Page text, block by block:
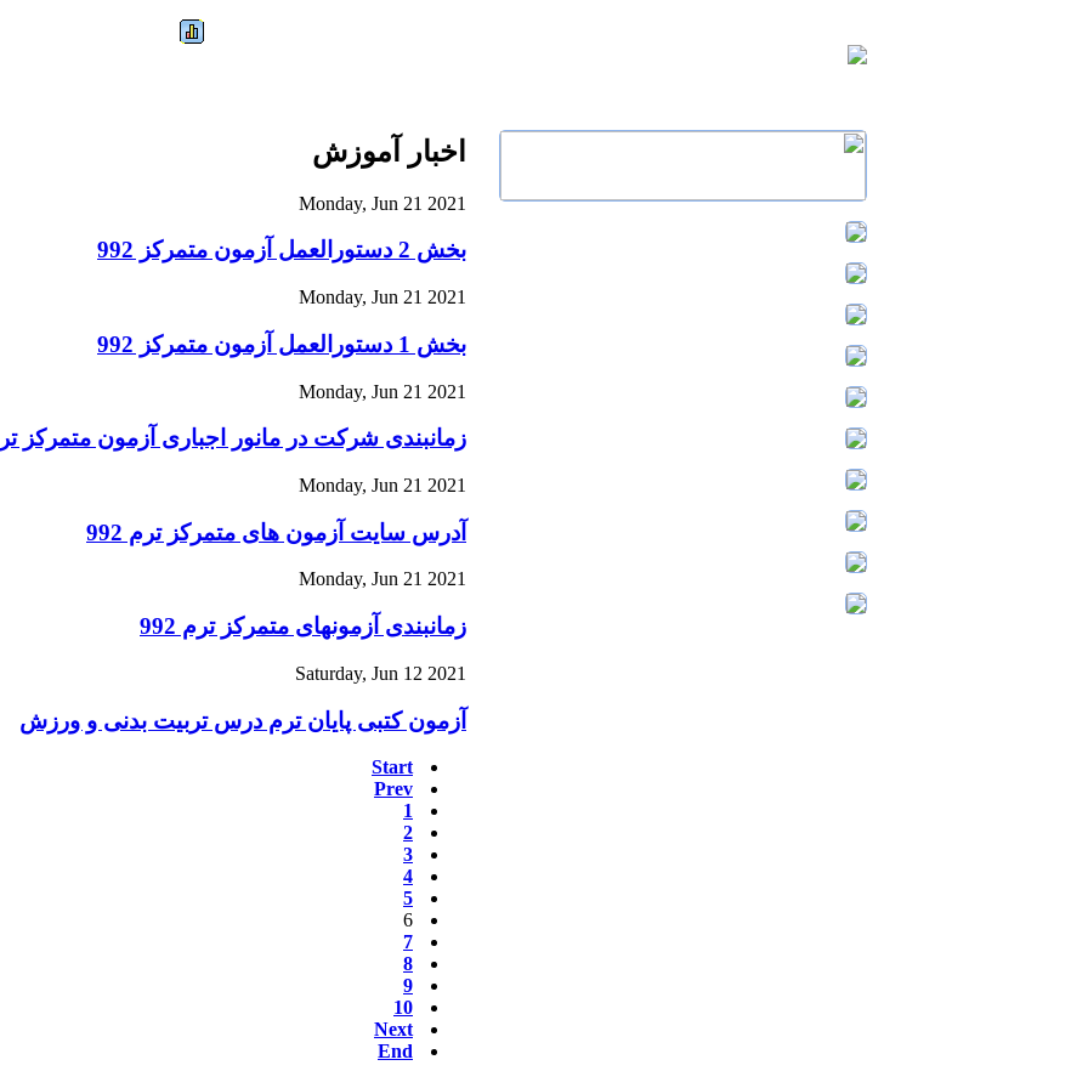
اخبار آموزش
Monday, Jun 21 2021
بخش 2 دستورالعمل آزمون متمرکز 992
Monday, Jun 21 2021
بخش 1 دستورالعمل آزمون متمرکز 992
Monday, Jun 21 2021
زمانبندی شرکت در مانور اجباری آزمون متمرکز ترم
Monday, Jun 21 2021
آدرس سایت آزمون های متمرکز ترم 992
Monday, Jun 21 2021
زمانبندی آزمونهای متمرکز ترم 992
Saturday, Jun 12 2021
آزمون کتبی پایان ترم درس تربیت بدنی و ورزش
Start
Prev
1
2
3
4
5
6
7
8
9
10
Next
End